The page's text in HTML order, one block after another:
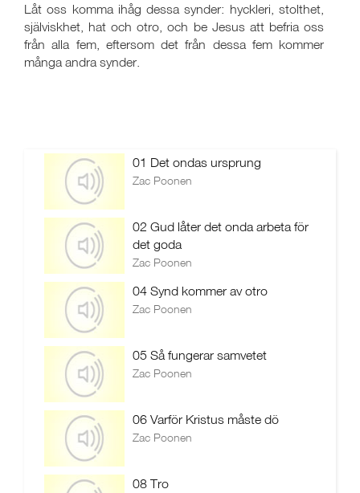
Låt oss komma ihåg dessa synder: hyckleri, stolthet,
själviskhet, hat och otro, och be Jesus att befria oss
från alla fem, eftersom det från dessa fem kommer
många andra synder.
01 Det ondas ursprung
Zac Poonen
02 Gud låter det onda arbeta för
det goda
Zac Poonen
04 Synd kommer av otro
Zac Poonen
05 Så fungerar samvetet
Zac Poonen
06 Varför Kristus måste dö
Zac Poonen
08 Tro